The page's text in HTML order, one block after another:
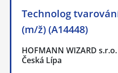
Technolog
(m/ž) (A14448)
HOFMANN WIZARD s.r.o.
Česká Lípa